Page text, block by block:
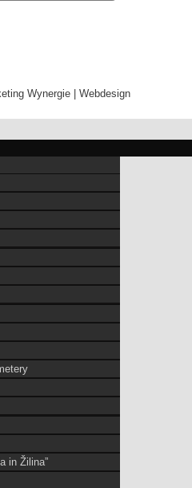
Wynergie | Webdesign
in Žilina”